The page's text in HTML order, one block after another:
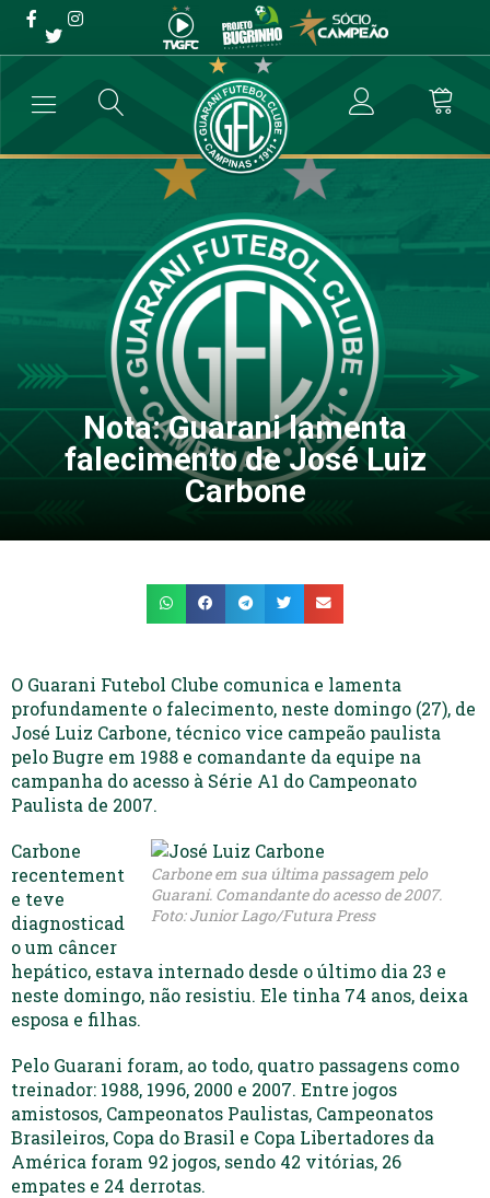
Nota: Guarani lamenta
falecimento de José Luiz
Carbone
Destaque → Nota: Guarani lamenta falecimento de José Luiz
Nota: Guarani lamenta
falecimento de José Luiz
Carbone
O Guarani Futebol Clube comunica e lamenta
profundamente o falecimento, neste domingo (27), de
José Luiz Carbone, técnico vice campeão paulista
pelo Bugre em 1988 e comandante da equipe na
campanha do acesso à Série A1 do Campeonato
Paulista de 2007.
Carbone em sua última passagem pelo
Guarani. Comandante do acesso de 2007.
Foto: Junior Lago/Futura Press
Carbone
recentement
e teve
diagnosticad
o um câncer
hepático, estava internado desde o último dia 23 e
neste domingo, não resistiu. Ele tinha 74 anos, deixa
esposa e filhas.
Pelo Guarani foram, ao todo, quatro passagens como
treinador: 1988, 1996, 2000 e 2007. Entre jogos
amistosos, Campeonatos Paulistas, Campeonatos
Brasileiros, Copa do Brasil e Copa Libertadores da
América foram 92 jogos, sendo 42 vitórias, 26
empates e 24 derrotas.